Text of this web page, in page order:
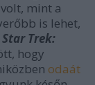
mint a
is lehet,
Star Trek:
hogy
odaát